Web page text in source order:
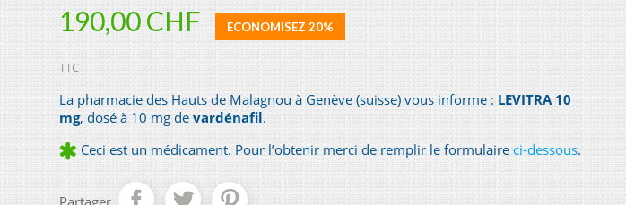
190,00 CHF ÉCONOMISEZ 20%
TTC
La pharmacie des Hauts de Malagnou à Genève (suisse) vous informe :LEVITRA 10
mg, dosé à 10 mg de vardénafil.
Ceci est un médicament. Pour l’obtenir merci de remplir le formulaireci-dessous.